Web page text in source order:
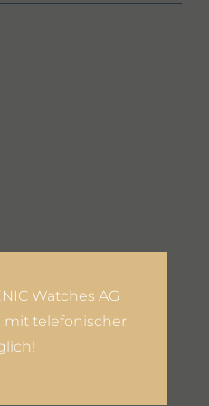
Watches AG
mit telefonischer